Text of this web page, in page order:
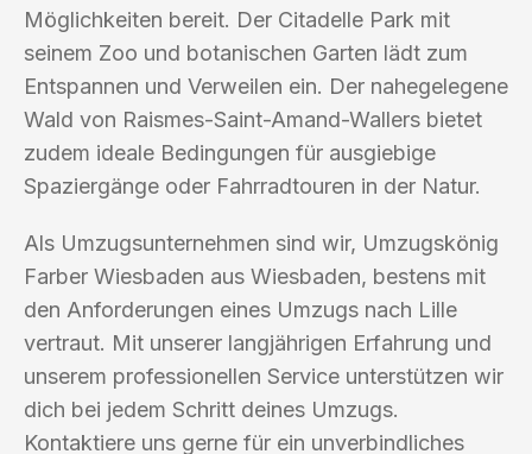
Möglichkeiten bereit. Der Citadelle Park mit
seinem Zoo und botanischen Garten lädt zum
Entspannen und Verweilen ein. Der nahegelegene
Wald von Raismes-Saint-Amand-Wallers bietet
zudem ideale Bedingungen für ausgiebige
Spaziergänge oder Fahrradtouren in der Natur.
Als Umzugsunternehmen sind wir, Umzugskönig
Farber Wiesbaden aus Wiesbaden, bestens mit
den Anforderungen eines Umzugs nach Lille
vertraut. Mit unserer langjährigen Erfahrung und
unserem professionellen Service unterstützen wir
dich bei jedem Schritt deines Umzugs.
Kontaktiere uns gerne für ein unverbindliches